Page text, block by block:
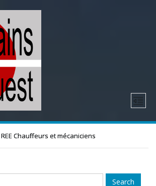
REE Chauffeurs et mécaniciens
Search